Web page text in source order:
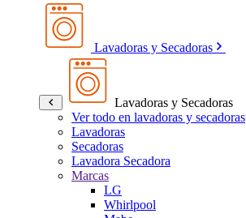
Lavadoras y Secadoras
Lavadoras y Secadoras
Ver todo en lavadoras y secadoras
Lavadoras
Secadoras
Lavadora Secadora
Marcas
LG
Whirlpool